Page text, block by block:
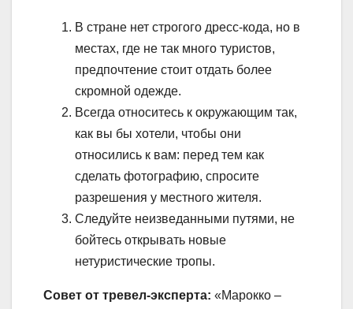
В стране нет строгого дресс-кода, но в
местах, где не так много туристов,
предпочтение стоит отдать более
скромной одежде.
Всегда относитесь к окружающим так,
как вы бы хотели, чтобы они
относились к вам: перед тем как
сделать фотографию, спросите
разрешения у местного жителя.
Следуйте неизведанными путями, не
бойтесь открывать новые
нетуристические тропы.
Совет от тревел-эксперта: «Марокко –